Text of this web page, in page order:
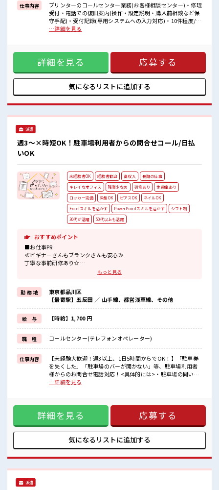
■職場の雰囲気
≪20代の方が多数活躍中の職場≫
仕事の合間の息抜きは休憩室で♪
高収入もバッチリ目指せますよ！
仕事内容
プリンターのコールセンター業務(お客様相談センター)・修理
受付・電話での復旧案内(操作・設定説明・購入前相談など保
守手配)・受付記録(専用システムへの入力対応)・10件程度/
日・FAQあり ■お仕事PR ≪基礎から学べる≫ ビギナーさんも
もあります♪ ≪週休2日制≫ 週末は家族や友人と一緒にプラ
イベート満喫！ ≪未経験でも活躍できる≫ 新しいことにチャ
レンジするのは不安だけど、 しっかり働く環境が整っていま
す！ イチからスキルUP・ステップUP目指していきましょ
う！ ≪自分に合った期間で働ける≫ 福利厚生が整った派遣の
お仕事です！ ■職場の雰囲気 ≪20代の方が多数活躍中の職場
ぴったり☆ ロッカー付き職場♪ 高収入もバッチリ目指せます
よ！
…詳細を見る
詳細を見る 応募する
気になるリストに追加する
派遣
週3～×時短OK！駐車場利用者からの問合せコール/日払
いOK
未経験者OK 経験者歓迎 高収入
長期の仕事
キレイなオフィス
残業少なめ 研修あり
休憩室あり
ロッカー完備
染髪OK ピアスOK
ネイルOK
Excelスキルを活かす
PowerPointスキルを活かす
シフト制
30代が活躍
50代以上も活躍
おすすめポイント
■お仕事PR
≪ビギナーさんもブランクさんも安心≫
丁寧な事前研修あり☆
場合によってはお願いすることもあります♪
≪髪型自由≫
基本的に髪色自由で明るすぎたり奇抜でなければOKです！
(規定有)≪未経験OKの仕事≫
新しいことにチャレンジするのは不安だけど、
しっかり働く環境が整っています！
イチからスキルUP・ステップUP目指していきましょう！
≪自分に向いている仕事が探せる≫
困った事などがあれば、
担当がしっかりサポートします！
■職場の雰囲気
派手すぎなければ多少のヘアカラーもOKなのはウレシイPoint☆
安心してお仕事に集中♪
残業はほとんどありません！
もっと見る
勤 務 地
東京都品川区
【最寄駅】五反田 ／ 山手線、都営浅草線、その他
給 与 【時給】1,700 円
職 種 コールセンター(テレフォンオペレーター)
仕事内容
【未経験大歓迎！週3以上、1日5時間からでOK！】「駐車券
を失くした」「駐車場のバーが開かない」等、駐車場利用者
様からのお問合せ電話対応！<具体的には>・駐車場の問い合
わせ(駐車場料金回答、トラブル受付)・遠隔操作による駐車場
社からの問い合わせ並びに引継ぎ・対応履歴の入力 等 ■お
仕事PR ≪ビギナーさんもブランクさんも安心≫ 丁寧な事前研
修あり☆ ≪時間にメリハリを≫ 残業はほとんどナシ！ 場合に
よってはお願いすることもあります♪ ≪髪型自由≫ 基本的に
髪色自由で明るすぎたり奇抜でなければOKです！ (規定有)≪
未経験OKの仕事≫ 新しいことにチャレンジするのは不安だけ
ステップUP目指していきましょう！ ≪自分に向いている仕事
が探せる≫ 困った事などがあれば、 担当がしっかりサポート
…詳細を見る
詳細を見る 応募する
気になるリストに追加する
派遣